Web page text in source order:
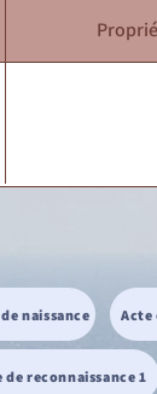
naissance Acte
de reconnaissance 1